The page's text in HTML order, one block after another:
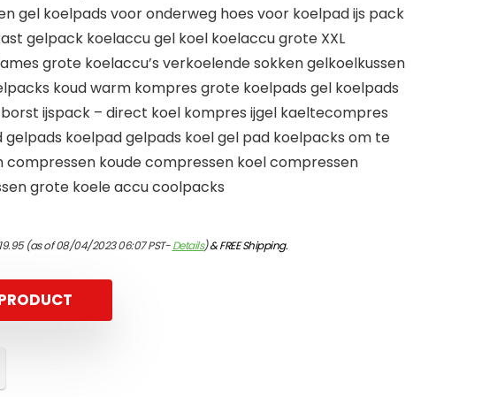
gel koelpads voor onderweg hoes voor koelpad ijs pack
gelpack koelaccu gel koel koelaccu grote XXL
grote koelaccu’s verkoelende sokken gelkoelkussen
koud warm kompres grote koelpads gel koelpads
ijspack – direct koel kompres ijgel kaeltecompres
gelpads koelpad gelpads koel gel pad koelpacks om te
compressen koude compressen koel compressen
grote koele accu coolpacks
(as of 08/04/2023 06:07 PST-Details)&FREE Shipping.